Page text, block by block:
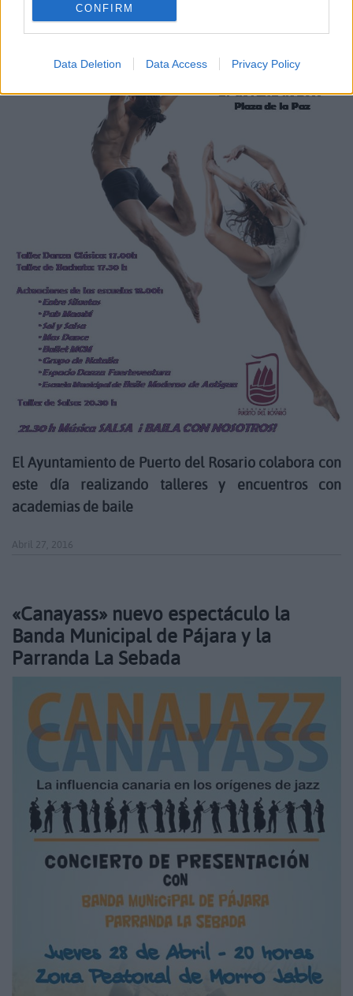
CONFIRM
Data Deletion Data Access Privacy Policy
El Ayuntamiento de Puerto del Rosario colabora con
este día realizando talleres y encuentros con
academias de baile
Abril 27, 2016
«Canayass» nuevo espectáculo la
Banda Municipal de Pájara y la
Parranda La Sebada